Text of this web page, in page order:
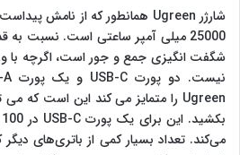
25000 میلی آمپر ساعتی است. نسبت
می‌کند. تعداد بسیار کمی از باتری‌های دیگر